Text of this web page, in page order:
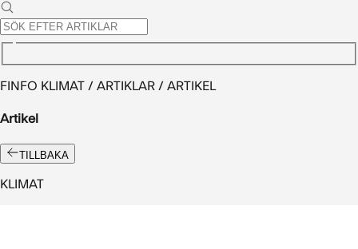
FINFO KLIMAT / ARTIKLAR / ARTIKEL
Artikel
TILLBAKA
KLIMAT